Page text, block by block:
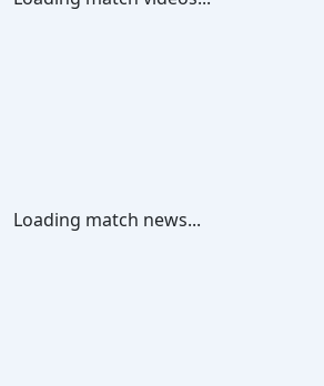
Loading match news...